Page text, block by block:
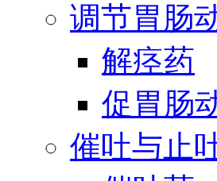
调节胃肠
解痉药
促胃肠
催吐与止